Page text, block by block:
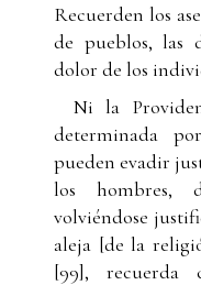
Recuerden los
de pueblos, las
dolor de los
Ni la
determinada
pueden evadir
los hombres,
volviéndose
aleja [de la
[99],